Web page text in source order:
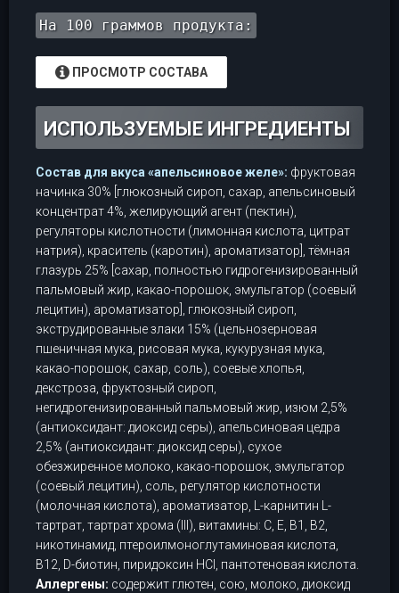
На 100 граммов продукта:
ПРОСМОТР СОСТАВА
ИСПОЛЬЗУЕМЫЕ ИНГРЕДИЕНТЫ
Состав для вкуса «апельсиновое желе»: фруктовая
начинка 30% [глюкозный сироп, сахар, апельсиновый
концентрат 4%, желирующий агент (пектин),
регуляторы кислотности (лимонная кислота, цитрат
натрия), краситель (каротин), ароматизатор], тёмная
глазурь 25% [сахар, полностью гидрогенизированный
пальмовый жир, какао-порошок, эмульгатор (соевый
лецитин), ароматизатор], глюкозный сироп,
экструдированные злаки 15% (цельнозерновая
пшеничная мука, рисовая мука, кукурузная мука,
какао-порошок, сахар, соль), соевые хлопья,
декстроза, фруктозный сироп,
негидрогенизированный пальмовый жир, изюм 2,5%
(антиоксидант: диоксид серы), апельсиновая цедра
2,5% (антиоксидант: диоксид серы), сухое
обезжиренное молоко, какао-порошок, эмульгатор
(соевый лецитин), соль, регулятор кислотности
(молочная кислота), ароматизатор, L-карнитин L-
тартрат, тартрат хрома (III), витамины: C, E, B1, B2,
никотинамид, птероилмоноглутаминовая кислота,
B12, D-биотин, пиридоксин HCl, пантотеновая кислота.
Аллергены: содержит глютен, сою, молоко, диоксид